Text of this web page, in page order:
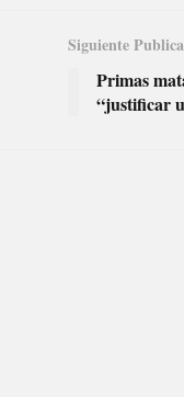
Siguiente
Primas
“justificar